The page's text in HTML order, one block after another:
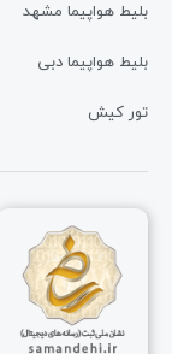
بلیط هواپیما مشهد
بلیط هواپیما دبی
تور کیش